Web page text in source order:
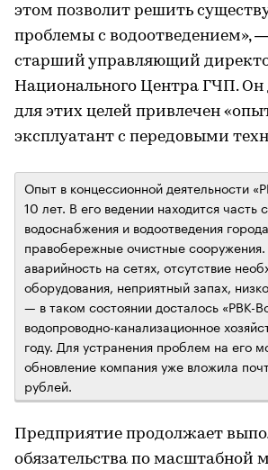
этом позволит решить
проблемы с водоотведением»,
старший управляющий
Национального Центра ГЧП. Он
для этих целей привлечен
эксплуатант с передовыми
Опыт в концессионной деятельности
10 лет. В его ведении находится часть
водоснабжения и водоотведения
правобережные очистные
аварийность на сетях, отсутствие
оборудования, неприятный запах,
— в таком состоянии досталось «РВК-
водопроводно-канализационное
году. Для устранения проблем на его
обновление компания уже вложила
рублей.
Предприятие продолжает
обязательства по масштабной